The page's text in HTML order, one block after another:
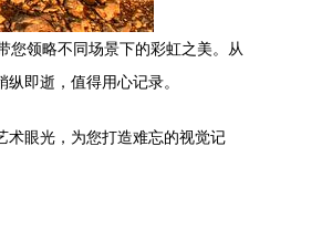
您领略不同场景下的彩虹之美。从
即逝，值得用心记录。
术眼光，为您打造难忘的视觉记